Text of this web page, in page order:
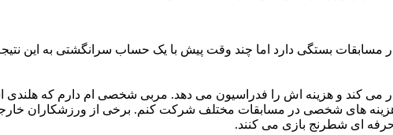
بستگی دارد اما چند وقت پیش با یک حساب سرانگشتی به این نتیجه
می کند و هزینه اش را فدراسیون می دهد. مربی شخصی ام دارم که
های شخصی در مسابقات مختلف شرکت کنم. برخی از ورزشکاران
ای شطرنج بازی می کنند.